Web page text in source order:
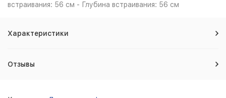
встраивания: 56 см - Глубина встраивания: 56 см
Характеристики
Отзывы